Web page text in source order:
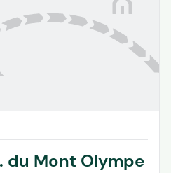
du Mont Olympe